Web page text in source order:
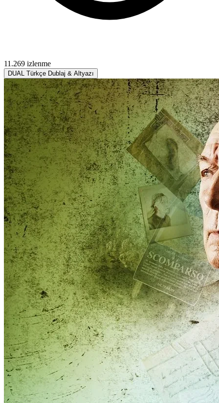
11.269 izlenme
DUAL Türkçe Dublaj & Altyazı